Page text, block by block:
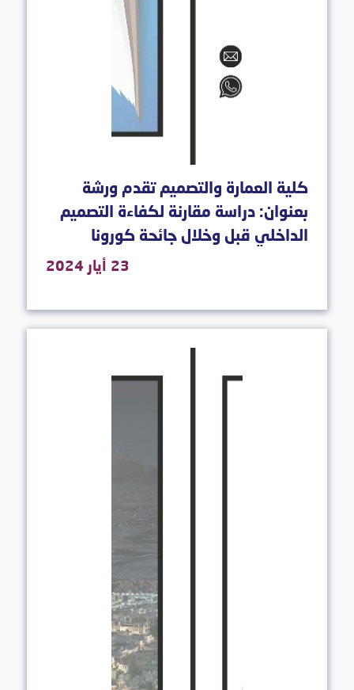
كلية العمارة والتصميم تقدم ورشة
بعنوان: دراسة مقارنة لكفاءة التصميم
الداخلي قبل وخلال جائحة كورونا
23 أيار 2024